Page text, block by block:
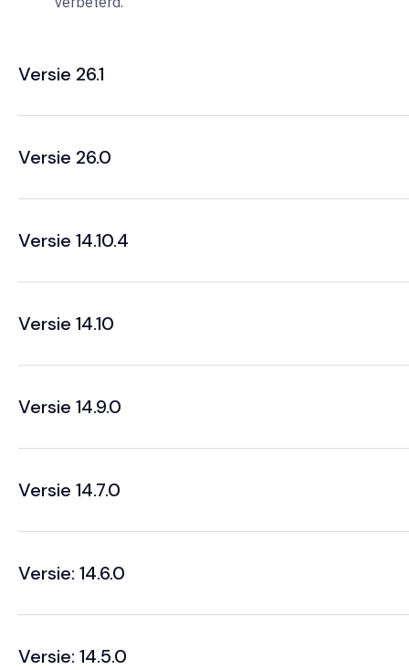
Versie 26.1
Versie 26.0
Versie 14.10.4
Versie 14.10
Versie 14.9.0
Versie 14.7.0
Versie: 14.6.0
Versie: 14.5.0